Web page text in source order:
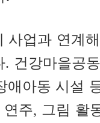
사업과 연계
건강마을공
애아동 시설
주, 그림 활